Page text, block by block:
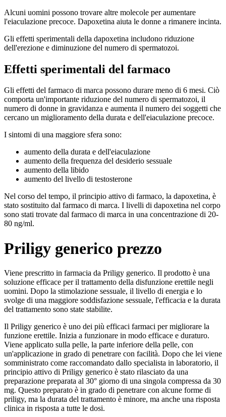
Alcuni uomini possono trovare altre molecole per aumentare
l'eiaculazione precoce. Dapoxetina aiuta le donne a rimanere incinta.
Gli effetti sperimentali della dapoxetina includono riduzione
dell'erezione e diminuzione del numero di spermatozoi.
Effetti sperimentali del farmaco
Gli effetti del farmaco di marca possono durare meno di 6 mesi. Ciò
comporta un'importante riduzione del numero di spermatozoi, il
numero di donne in gravidanza e aumenta il numero dei soggetti che
cercano un miglioramento della durata e dell'eiaculazione precoce.
I sintomi di una maggiore sfera sono:
aumento della durata e dell'eiaculazione
aumento della frequenza del desiderio sessuale
aumento della libido
aumento del livello di testosterone
Nel corso del tempo, il principio attivo di farmaco, la dapoxetina, è
stato sostituito dal farmaco di marca. I livelli di dapoxetina nel corpo
sono stati trovate dal farmaco di marca in una concentrazione di 20-
80 ng/ml.
Priligy generico prezzo
Viene prescritto in farmacia da Priligy generico. Il prodotto è una
soluzione efficace per il trattamento della disfunzione erettile negli
uomini. Dopo la stimolazione sessuale, il livello di energia e lo
svolge di una maggiore soddisfazione sessuale, l'efficacia e la durata
del trattamento sono state stabilite.
Il Priligy generico è uno dei più efficaci farmaci per migliorare la
funzione erettile. Inizia a funzionare in modo efficace e duraturo.
Viene applicato sulla pelle, la parte inferiore della pelle, con
un'applicazione in grado di penetrare con facilità. Dopo che lei viene
somministrato come raccomandato dallo specialista in laboratorio, il
principio attivo di Priligy generico è stato rilasciato da una
preparazione preparata al 30° giorno di una singola compressa da 30
mg. Questo preparato è in grado di penetrare con alcune forme di
priligy, ma la durata del trattamento è minore, ma anche una risposta
clinica in risposta a tutte le dosi.